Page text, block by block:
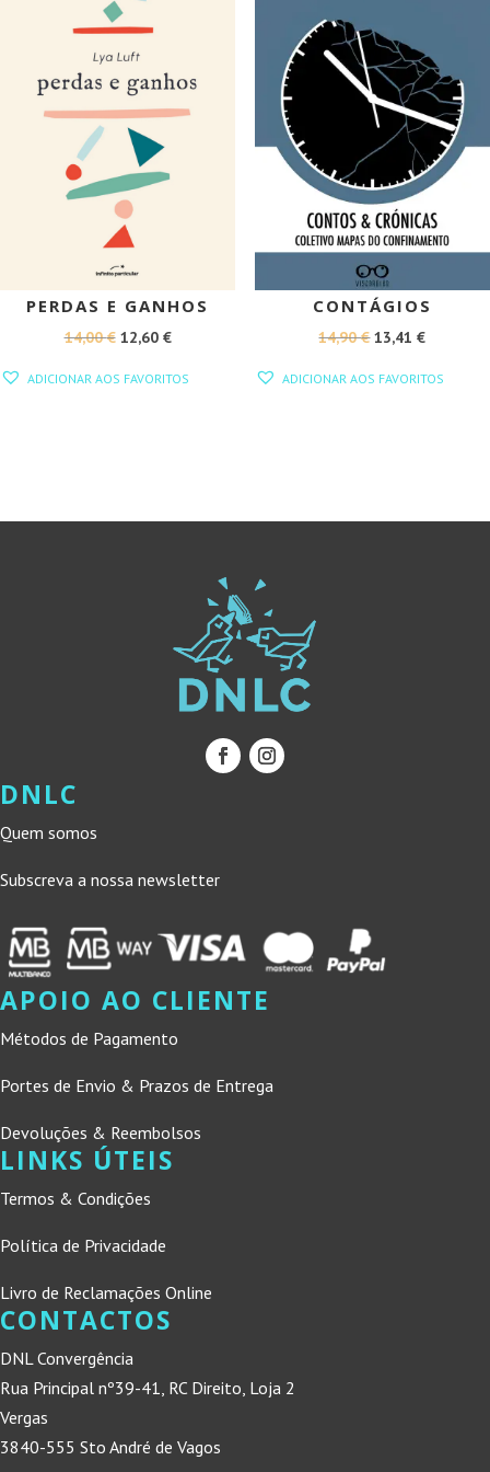
PERDAS E GANHOS
14,00€ O
12,60 €O
ADICIONAR AOS FAVORITOS
CONTÁGIOS
14,90€O
13,41€O
ADICIONAR AOS FAVORITOS
DNLC
Quem somos
Subscreva a nossa newsletter
APOIO AO CLIENTE
Métodos de Pagamento
Portes de Envio & Prazos de Entrega
Devoluções & Reembolsos
LINKS ÚTEIS
Termos & Condições
Política de Privacidade
Livro de Reclamações Online
CONTACTOS
DNL Convergência
Rua Principal nº39-41, RC Direito, Loja 2
Vergas
3840-555 Sto André de Vagos